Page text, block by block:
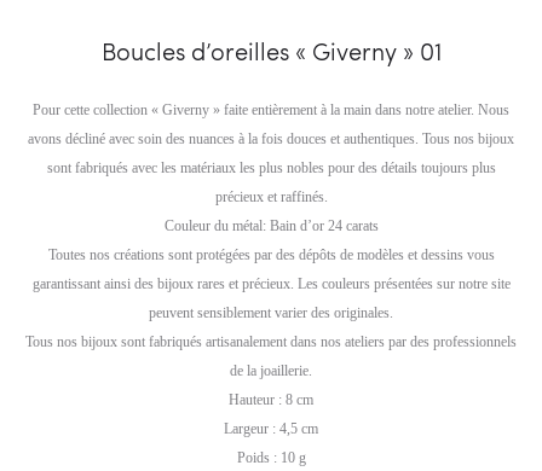
Boucles d’oreilles « Giverny » 01
Pour cette collection « Giverny » faite entièrement à la main dans notre atelier. Nous
avons décliné avec soin des nuances à la fois douces et authentiques. Tous nos bijoux
sont fabriqués avec les matériaux les plus nobles pour des détails toujours plus
précieux et raffinés.
Couleur du métal: Bain d’or 24 carats
Toutes nos créations sont protégées par des dépôts de modèles et dessins vous
garantissant ainsi des bijoux rares et précieux. Les couleurs présentées sur notre site
peuvent sensiblement varier des originales.
Tous nos bijoux sont fabriqués artisanalement dans nos ateliers par des professionnels
de la joaillerie.
Hauteur : 8 cm
Largeur : 4,5 cm
Poids : 10 g